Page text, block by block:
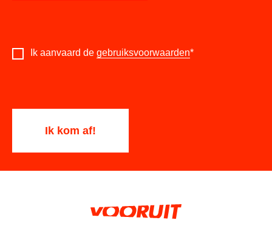
Ik aanvaard de gebruiksvoorwaarden*